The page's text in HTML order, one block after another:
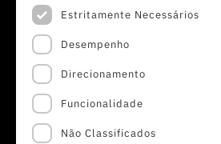
Estritamente Necessários
Desempenho
Direcionamento
Funcionalidade
Não Classificados